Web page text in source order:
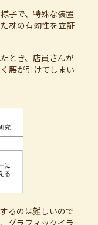
子で、特殊な装置
枕の有効性を立証
とき、店員さんが
腰が引けてしまい
るのは難しいので